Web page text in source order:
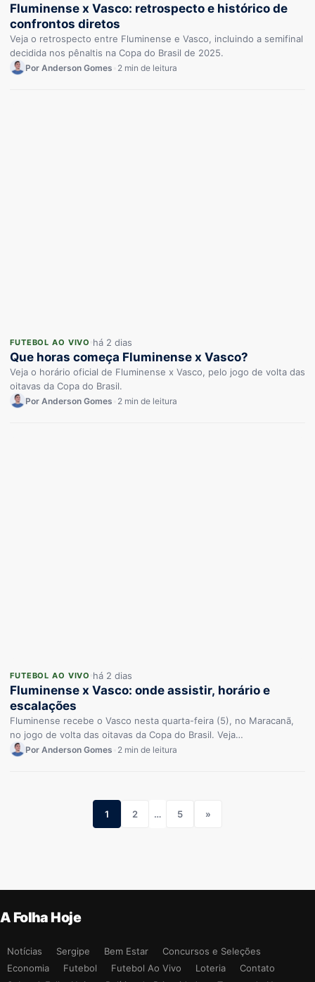
Fluminense x Vasco: retrospecto e histórico de
confrontos diretos
Veja o retrospecto entre Fluminense e Vasco, incluindo a semifinal
decidida nos pênaltis na Copa do Brasil de 2025.
Por Anderson Gomes 2 min de leitura
FUTEBOL AO VIVO há 2 dias
Que horas começa Fluminense x Vasco?
Veja o horário oficial de Fluminense x Vasco, pelo jogo de volta das
oitavas da Copa do Brasil.
Por Anderson Gomes 2 min de leitura
FUTEBOL AO VIVO há 2 dias
Fluminense x Vasco: onde assistir, horário e
escalações
Fluminense recebe o Vasco nesta quarta-feira (5), no Maracanã,
no jogo de volta das oitavas da Copa do Brasil. Veja…
Por Anderson Gomes 2 min de leitura
1 2 … 5 »
A Folha Hoje
Notícias Sergipe Bem Estar
Concursos e Seleções
Economia
Futebol Futebol Ao Vivo Loteria
Contato